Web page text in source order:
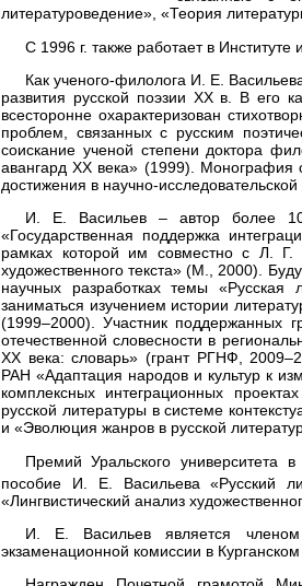
литературоведение», «Теория
С 1996 г. также работает в
Как ученого-филолога И. Е.
развития русской поэзии ХХ в. В его
всесторонне охарактеризован
проблем, связанных с русским
соискание ученой степени доктора
авангард ХХ века» (1999). Монография
достижения в научно-
И. Е. Васильев – автор более
«Государственная поддержка
рамках которой им совместно с Л.
художественного текста» (М., 2000).
научных разработках темы «Русская
заниматься изучением истории
(1999–2000). Участник поддержанных
отечественной словесности в
ХХ века: словарь» (грант РГНФ,
РАН «Адаптация народов и культур к
комплексных интеграционных
русской литературы в системе
и «Эволюция жанров в русской
Премий Уральского университета
пособие И. Е. Васильева «Русский
«Лингвистический анализ
И. Е. Васильев является членом
экзаменационной комиссии в